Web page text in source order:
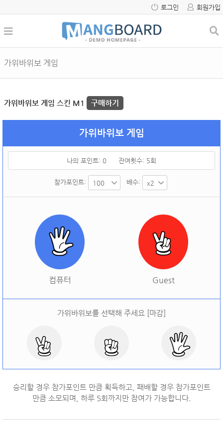
로그인 회원가입
가위바위보 게임
가위바위보 게임 스킨 M1 구매하기
가위바위보 게임
나의 포인트: 0 잔여횟수: 5회
참가포인트: 배수:
컴퓨터 Guest
가위바위보를 선택해 주세요 [마감]
[ 오늘 승률: 오늘 결과: ]
승리할 경우 참가포인트 만큼 획득하고, 패배할 경우 참가포인트
만큼 소모되며, 하루 5회까지만 참여가 가능합니다.